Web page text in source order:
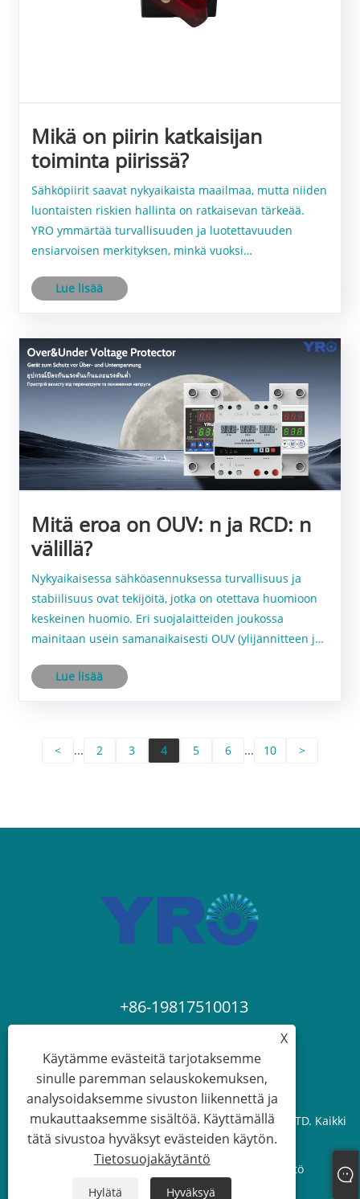
Mikä on piirin katkaisijan
toiminta piirissä?
Sähköpiirit saavat nykyaikaista maailmaa, mutta niiden
luontaisten riskien hallinta on ratkaisevan tärkeää.
YRO ymmärtää turvallisuuden ja luotettavuuden
ensiarvoisen merkityksen, minkä vuoksi
suorituskyvyn katkaisijoita. Joten mikä on katkaisijan
Lue lisää
Mitä eroa on OUV: n ja RCD: n
välillä?
Nykyaikaisessa sähköasennuksessa turvallisuus ja
stabiilisuus ovat tekijöitä, jotka on otettava huomioon
keskeinen huomio. Eri suojalaitteiden joukossa
mainitaan usein samanaikaisesti OUV (ylijännitteen ja
suojauslaite). Vaikka ne näyttävät jonkin verran......
Lue lisää
< ... 2 3 4 5 6 ... 10 >
+86-19817510013
Copyright © 2024 ZHEJIANG YRO NEW ENERGY CO.,LTD. Kaikki
oikeudet pidätetään.
Sitemap RSS XML Tietosuojakäytäntö
X
Käytämme evästeitä tarjotaksemme
sinulle paremman selauskokemuksen,
analysoidaksemme sivuston liikennettä ja
mukauttaaksemme sisältöä. Käyttämällä
tätä sivustoa hyväksyt evästeiden käytön.
Tietosuojakäytäntö
Hylätä Hyväksyä